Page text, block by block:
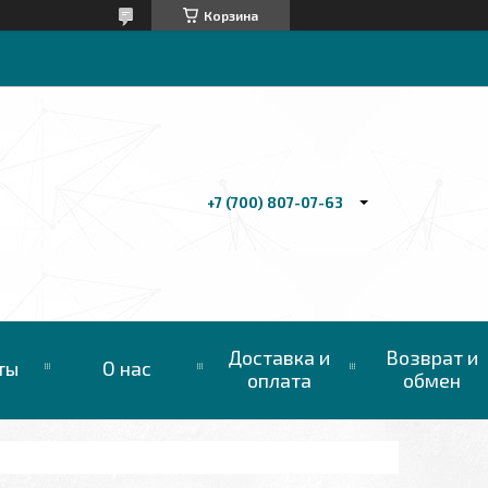
Корзина
+7 (700) 807-07-63
О нас
Доставка и
оплата
Возврат и
обмен